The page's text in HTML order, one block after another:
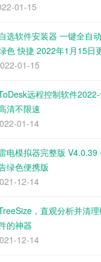
01-15
自选软件安装器 一键全自
色 快捷 2022年1月15日
01-15
远程控制软件
清不限速
01-14
电模拟器完整版 V4.0.39
绿色便携版
12-14
，直观分析并清
的神器
12-14